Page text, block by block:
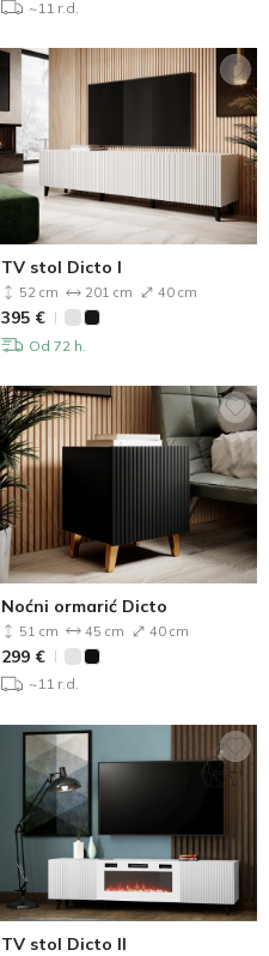
~11 r.d.
TV stol Dicto I
52 cm 201 cm 40 cm
395 €
Od 72 h.
Noćni ormarić Dicto
51 cm 45 cm 40 cm
299 €
~11 r.d.
TV stol Dicto II